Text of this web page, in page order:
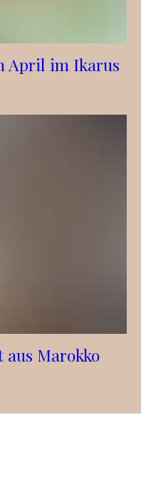
April im Ikarus
Marokko